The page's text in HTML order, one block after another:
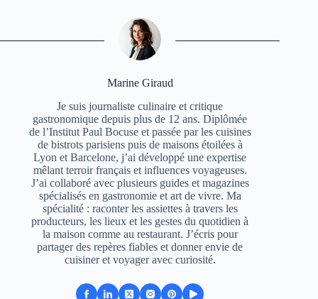
Marine Giraud
Je suis journaliste culinaire et critique
gastronomique depuis plus de 12 ans. Diplômée
de l’Institut Paul Bocuse et passée par les cuisines
de bistrots parisiens puis de maisons étoilées à
Lyon et Barcelone, j’ai développé une expertise
mêlant terroir français et influences voyageuses.
J’ai collaboré avec plusieurs guides et magazines
spécialisés en gastronomie et art de vivre. Ma
spécialité : raconter les assiettes à travers les
producteurs, les lieux et les gestes du quotidien à
la maison comme au restaurant. J’écris pour
partager des repères fiables et donner envie de
cuisiner et voyager avec curiosité.